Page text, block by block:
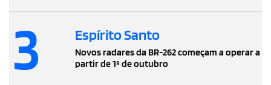
3 Espírito Santo
Novos radares da BR-262 começam a operar a
partir de 1º de outubro